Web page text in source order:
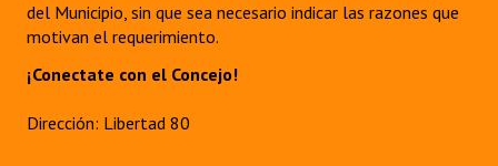
del Municipio, sin que sea necesario indicar las razones que
motivan el requerimiento.
¡Conectate con el Concejo!
Dirección: Libertad 80